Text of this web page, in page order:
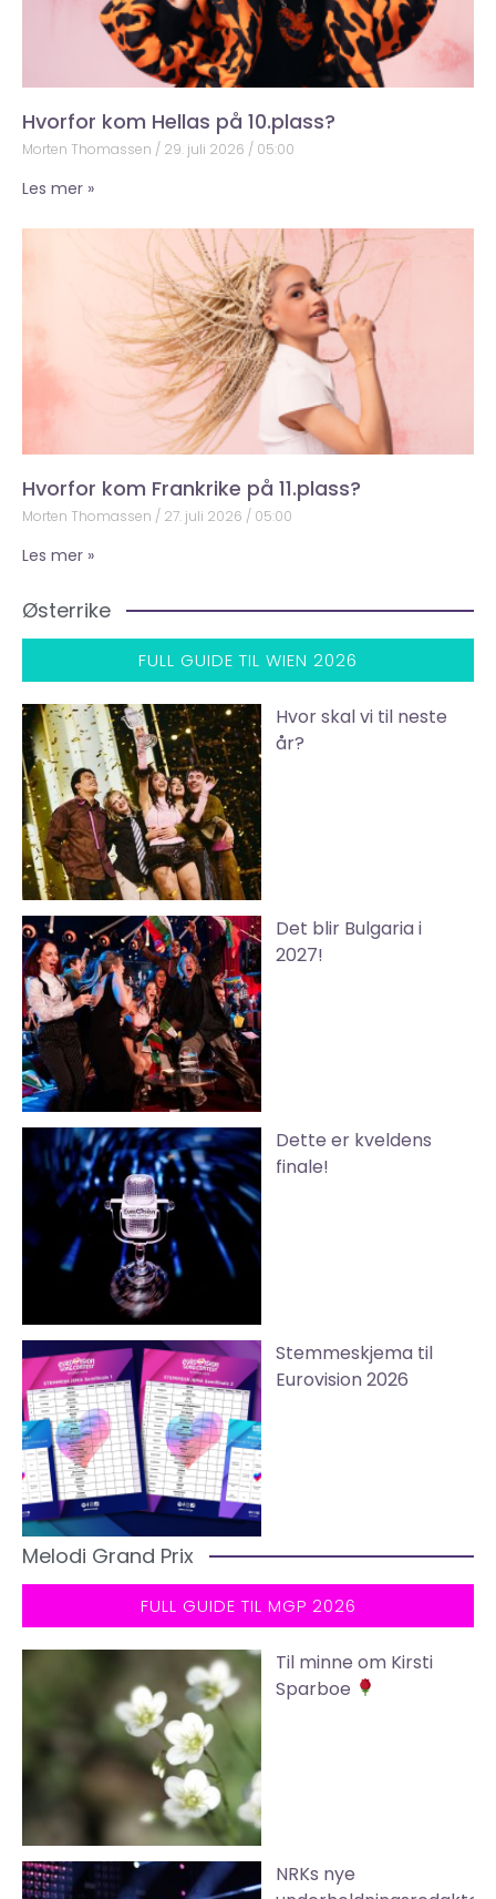
Hvorfor kom Hellas på 10.plass?
Morten Thomassen 29. juli 2026 05:00
Les mer »
Hvorfor kom Frankrike på 11.plass?
Morten Thomassen 27. juli 2026 05:00
Les mer »
Østerrike
FULL GUIDE TIL WIEN 2026
Hvor skal vi til neste
år?
Det blir Bulgaria i
2027!
Dette er kveldens
finale!
Stemmeskjema til
Eurovision 2026
Melodi Grand Prix
FULL GUIDE TIL MGP 2026
Til minne om Kirsti
Sparboe
NRKs nye